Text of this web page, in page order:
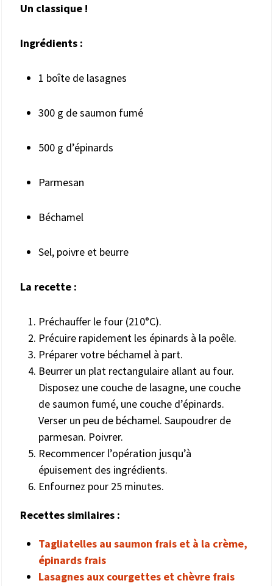
Un classique !
Ingrédients :
1 boîte de lasagnes
300 g de saumon fumé
500 g d’épinards
Parmesan
Béchamel
Sel, poivre et beurre
La recette :
Préchauffer le four (210°C).
Précuire rapidement les épinards à la poêle.
Préparer votre béchamel à part.
Beurrer un plat rectangulaire allant au four.
Disposez une couche de lasagne, une couche
de saumon fumé, une couche d’épinards.
Verser un peu de béchamel. Saupoudrer de
parmesan. Poivrer.
Recommencer l’opération jusqu’à
épuisement des ingrédients.
Enfournez pour 25 minutes.
Recettes similaires :
Tagliatelles au saumon frais et à la crème,
épinards frais
Lasagnes aux courgettes et chèvre frais